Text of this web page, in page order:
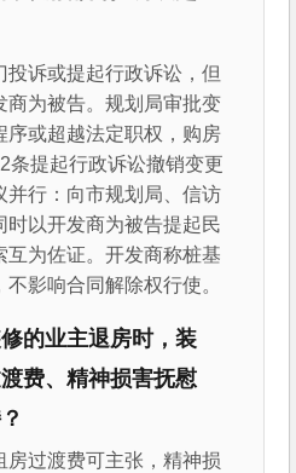
投诉或提起行政诉讼，但
商为被告。规划局审批变
序或超越法定职权，购房
条提起行政诉讼撤销变更
并行：向市规划局、信访
时以开发商为被告提起民
互为佐证。开发商称桩基
影响合同解除权行使。
的业主退房时，装
费、精神损害抚慰
房过渡费可主张，精神损